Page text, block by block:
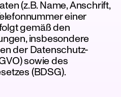
(z.B. Name, Anschrift,
einer
gemäß den
insbesondere
der Datenschutz-
sowie des
(BDSG).